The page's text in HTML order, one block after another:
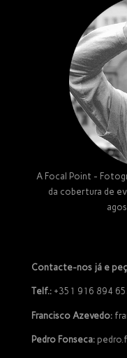
A Focal Point -
da cobertura de
Contacte-nos já e
Telf.:+351 916 894
Francisco Azevedo:
Pedro Fonseca: